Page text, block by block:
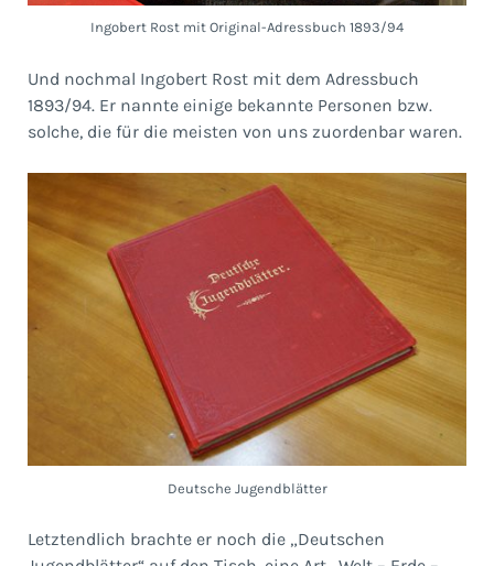
Ingobert Rost mit Original-Adressbuch 1893/94
Und nochmal Ingobert Rost mit dem Adressbuch
1893/94. Er nannte einige bekannte Personen bzw.
solche, die für die meisten von uns zuordenbar waren.
Deutsche Jugendblätter
Letztendlich brachte er noch die „Deutschen